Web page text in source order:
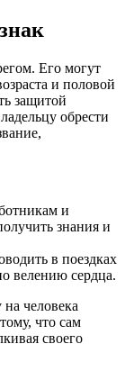
Его могут
и половой
защитой
обрести
и
знания и
в поездках
велению сердца.
человека
что сам
своего